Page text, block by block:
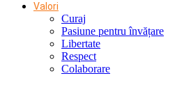
Valori
Curaj
Pasiune pentru învățare
Libertate
Respect
Colaborare